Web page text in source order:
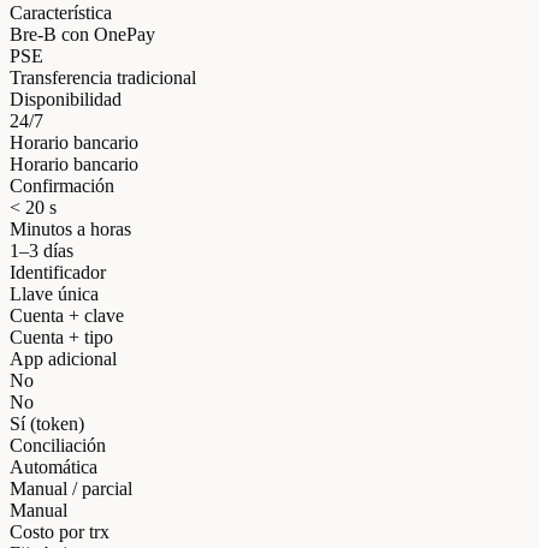
Característica
Bre-B con OnePay
PSE
Transferencia tradicional
Disponibilidad
24/7
Horario bancario
Horario bancario
Confirmación
< 20 s
Minutos a horas
1–3 días
Identificador
Llave única
Cuenta + clave
Cuenta + tipo
App adicional
No
No
Sí (token)
Conciliación
Automática
Manual / parcial
Manual
Costo por trx